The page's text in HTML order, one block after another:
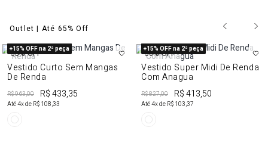
Outlet | Até 65% Off
55% OFF
+15% OFF na 2ª peça
Vestido Curto Sem Mangas
De Renda
R$ 963,00 R$ 433,35
Até4x de R$ 108,33
50% OFF
+15% OFF na 2ª peça
Vestido Super Midi De Renda
Com Anagua
R$ 827,00 R$ 413,50
Até4x de R$ 103,37